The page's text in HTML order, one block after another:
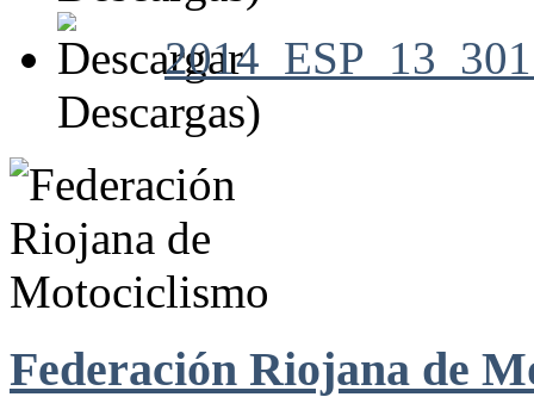
Descargas)
Federación Riojana de